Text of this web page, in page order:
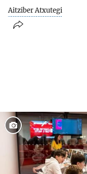
Aitziber Atxutegi